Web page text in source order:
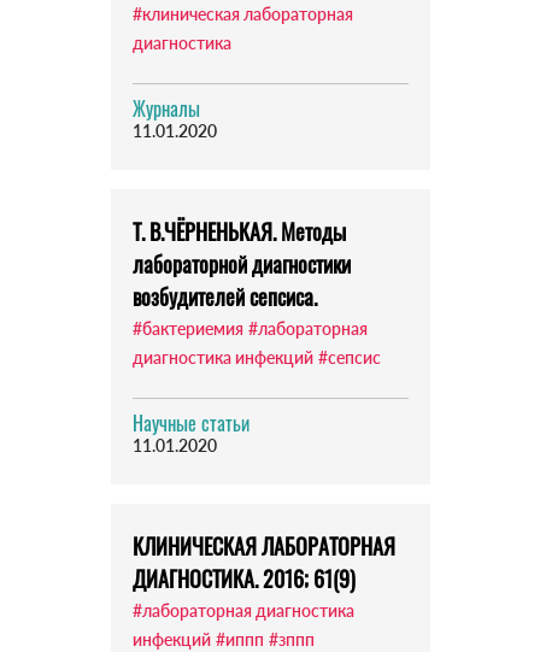
#клиническая лабораторная
диагностика
Журналы
11.01.2020
Т. В.ЧЁРНЕНЬКАЯ. Методы
лабораторной диагностики
возбудителей сепсиса.
#бактериемия #лабораторная
диагностика инфекций #сепсис
Научные статьи
11.01.2020
КЛИНИЧЕСКАЯ ЛАБОРАТОРНАЯ
ДИАГНОСТИКА. 2016; 61(9)
#лабораторная диагностика
инфекций #иппп #зппп